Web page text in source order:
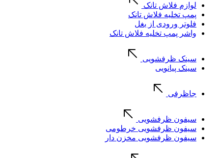
لوازم فلاش تانک
پمپ تخلیه فلاش تانک
فلوتر ورودی از بغل
واشر پمپ تخلیه فلاش تانک
سینک ظرفشویی
سینک پیانویی
جاظرفی
سیفون ظرفشویی
سیفون ظرفشویی خرطومی
سیفون ظرفشویی مخزن دار